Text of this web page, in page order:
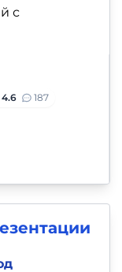
с
4.6 187